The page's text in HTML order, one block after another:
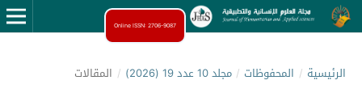
Online ISSN: 2706-9087
الرئيسية / المحفوظات / مجلد 10 عدد 19 (2026) / المقالات